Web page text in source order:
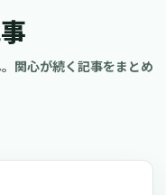
関心が続く記事をまとめ